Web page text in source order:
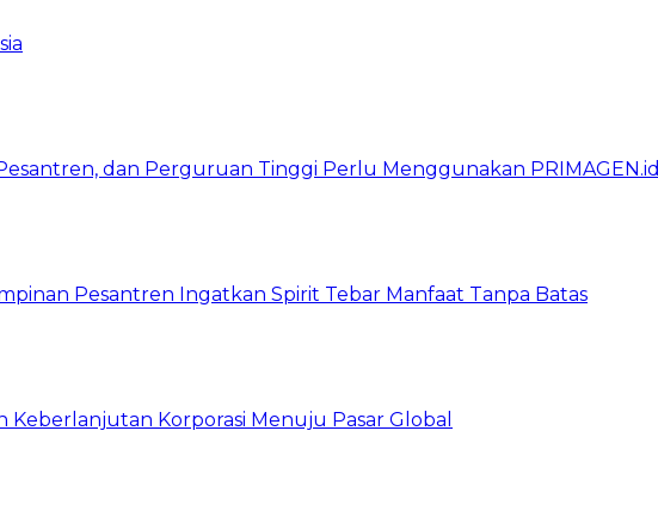
dan Perguruan Tinggi Perlu Menggunakan PRIMAGEN.id
Pesantren Ingatkan Spirit Tebar Manfaat Tanpa Batas
Keberlanjutan Korporasi Menuju Pasar Global